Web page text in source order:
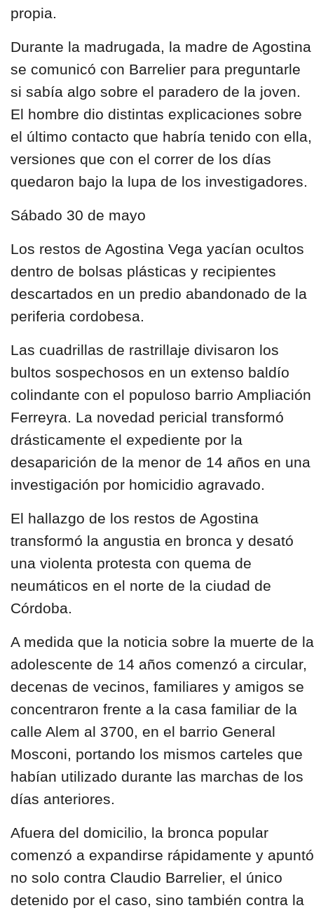
propia.
Durante la madrugada, la madre de Agostina
se comunicó con Barrelier para preguntarle
si sabía algo sobre el paradero de la joven.
El hombre dio distintas explicaciones sobre
el último contacto que habría tenido con ella,
versiones que con el correr de los días
quedaron bajo la lupa de los investigadores.
Sábado 30 de mayo
Los restos de Agostina Vega yacían ocultos
dentro de bolsas plásticas y recipientes
descartados en un predio abandonado de la
periferia cordobesa.
Las cuadrillas de rastrillaje divisaron los
bultos sospechosos en un extenso baldío
colindante con el populoso barrio Ampliación
Ferreyra. La novedad pericial transformó
drásticamente el expediente por la
desaparición de la menor de 14 años en una
investigación por homicidio agravado.
El hallazgo de los restos de Agostina
transformó la angustia en bronca y desató
una violenta protesta con quema de
neumáticos en el norte de la ciudad de
Córdoba.
A medida que la noticia sobre la muerte de la
adolescente de 14 años comenzó a circular,
decenas de vecinos, familiares y amigos se
concentraron frente a la casa familiar de la
calle Alem al 3700, en el barrio General
Mosconi, portando los mismos carteles que
habían utilizado durante las marchas de los
días anteriores.
Afuera del domicilio, la bronca popular
comenzó a expandirse rápidamente y apuntó
no solo contra Claudio Barrelier, el único
detenido por el caso, sino también contra la